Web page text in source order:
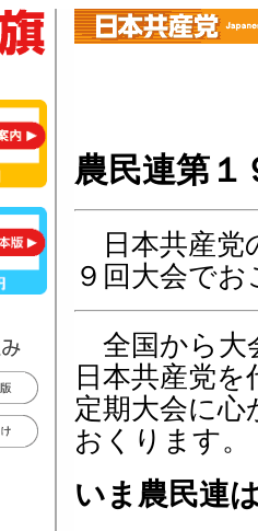
農民連第１
日本共産党
９回大会で
全国から大
日本共産党
定期大会に
おくります。
いま農民連